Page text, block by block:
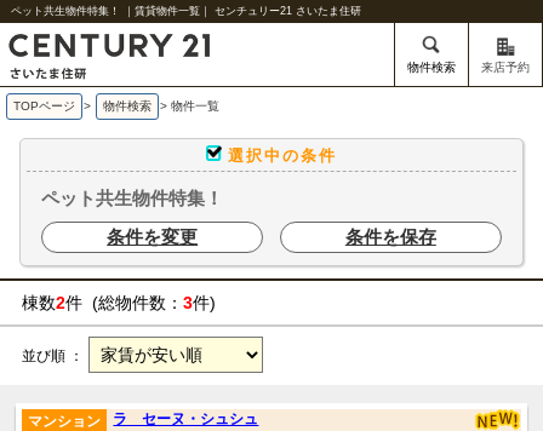
ペット共生物件特集！ ｜賃貸物件一覧｜ センチュリー21 さいたま住研
物件検索 来店予約
TOPページ > 物件検索 > 物件一覧
選択中の条件
ペット共生物件特集！
条件を変更
条件を保存
棟数2件 (総物件数： 3件)
並び順 ：
ラ セーヌ・シュシュ
マンション